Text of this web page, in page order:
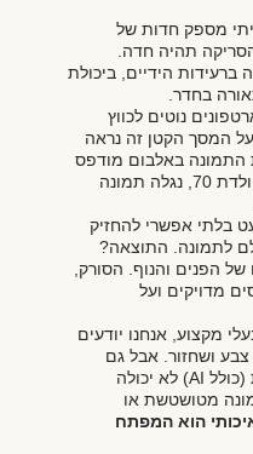
מספק חדות של
הסריקה תהיה חדה.
הידיים, ביכולת
בחדר.
נוטים לכווץ
המסך הקטן זה נראה
התמונה באלבום מודפס
או על מסך הקרנה ביום הולדת 70, נגלה תמונה
בלתי אפשרי להחזיק
לתמונה. התוצאה?
של הפנים והנוף. הסורק,
מדויקים ועל
מקצוע, אנחנו יודעים
ושחזור. אבל גם
הטכנולוגיה הכי מתקדמת (כולל AI) לא יכולה
מטושטשת או
הוא המפתח